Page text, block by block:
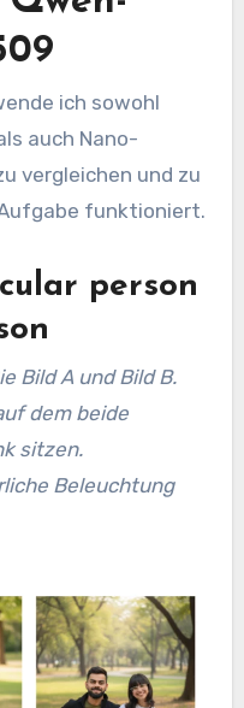
ich sowohl
auch Nano-
vergleichen und zu
funktioniert.
person
Bild A und Bild B.
dem beide
sitzen.
Beleuchtung